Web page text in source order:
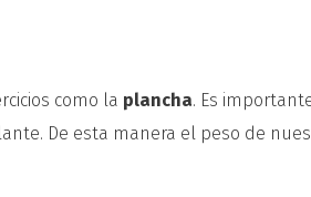
como la plancha. Es
De esta manera el peso de